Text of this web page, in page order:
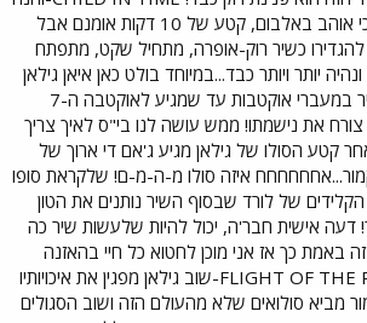
הגענו לקטע שאני הכי אוהב באלבום, קטע של 10 דקות אומנם אבל
להגדירו כשיר רוק-אופרה, מתחיל שקט, מתפתח
יותר ויותר כבד...במיוחד בולט כאן איאן גילאן
שנותן סולו ווקאלי אדיר במעברי אוקטבות עד שמגיע לאוקטבה ה-7
צורח את נישמתו! ממש עושה לנו בי"ס לאיך צריך
קטע הסולו של גילאן מגיע ג'אם די ארוך של
איזה סולו מ-ה-מ-ם! שלקראת סופו
של לורד שבסוף השיר נותנים את הטון
דעה אישית חבר'ה, יכול להיות שלעשות שיר כה
באמת כך אז אני מוכן לחטוא כל חיי בהאזנה
לשירים שכאלה! FLIGHT OF THE RAT-שוב גילאן מפגין את איכויותיו
מביא סולואים שלא מהעולם הזה ושוב הסגולים